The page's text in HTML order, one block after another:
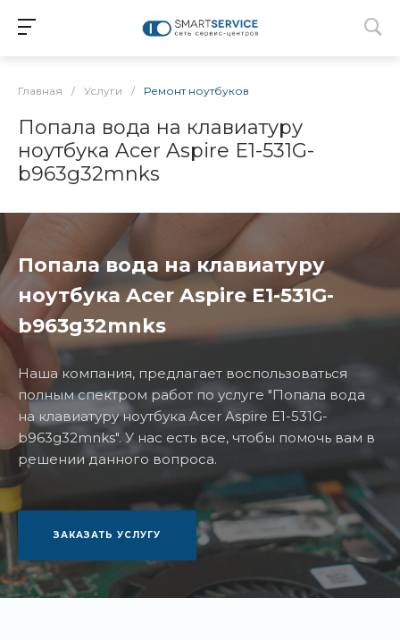
Главная / Услуги / Ремонт ноутбуков
Попала вода на клавиатуру
ноутбука Acer Aspire E1-531G-
b963g32mnks
Попала вода на клавиатуру
ноутбука Acer Aspire E1-531G-
b963g32mnks
Наша компания, предлагает воспользоваться
полным спектром работ по услуге "Попала вода
на клавиатуру ноутбука Acer Aspire E1-531G-
b963g32mnks". У нас есть все, чтобы помочь вам в
решении данного вопроса.
ЗАКАЗАТЬ УСЛУГУ